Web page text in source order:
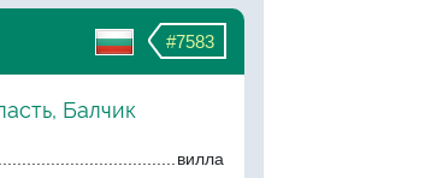
#7583
Балчик
вилла